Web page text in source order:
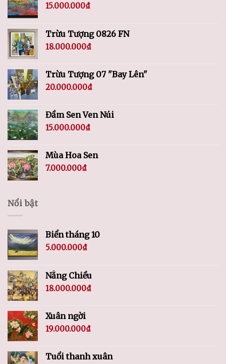
15.000.000₫
Trừu Tượng 0826 FN
18.000.000₫
Trừu Tượng 07 "Bay Lên"
20.000.000₫
Đầm Sen Ven Núi
15.000.000₫
Mùa Hoa Sen
7.000.000₫
Nổi bật
Biển tháng 10
5.000.000₫
Nắng Chiều
18.000.000₫
Xuân ngời
19.000.000₫
Tuổi thanh xuân